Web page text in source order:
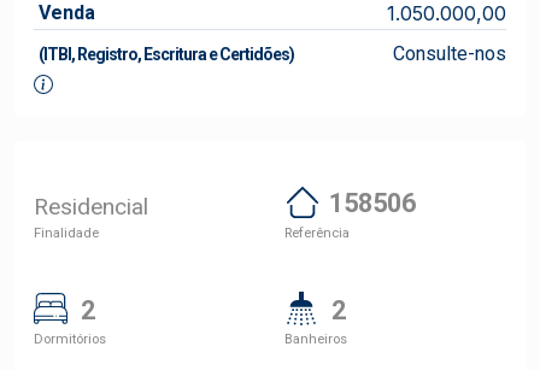
Venda 1.050.000,00
(ITBI, Registro, Escritura e Certidões) Consulte-nos
Residencial
Finalidade
158506
Referência
2
Dormitórios
2
Banheiros